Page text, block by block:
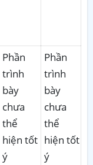
Phần
trình
bày
chưa
thể
hiện tốt
ý
Phần
trình
bày
chưa
thể
hiện tốt
ý